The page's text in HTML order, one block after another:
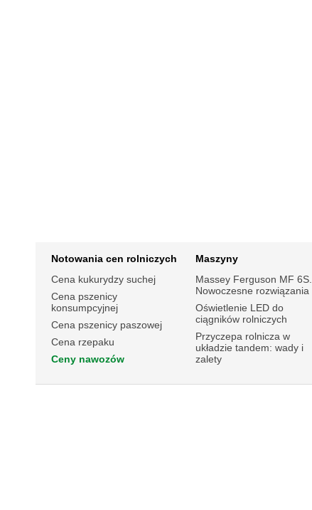
Notowania cen rolniczych
Cena kukurydzy suchej
Cena pszenicy
konsumpcyjnej
Cena pszenicy paszowej
Cena rzepaku
Ceny nawozów
Maszyny
Massey Ferguson MF 6S.
Nowoczesne rozwiązania
Oświetlenie LED do
ciągników rolniczych
Przyczepa rolnicza w
układzie tandem: wady i
zalety